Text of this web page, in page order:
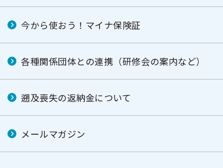
今から使おう！マイナ保険証
各種関係団体との連携（研修会の案内など）
遡及喪失の返納金について
メールマガジン